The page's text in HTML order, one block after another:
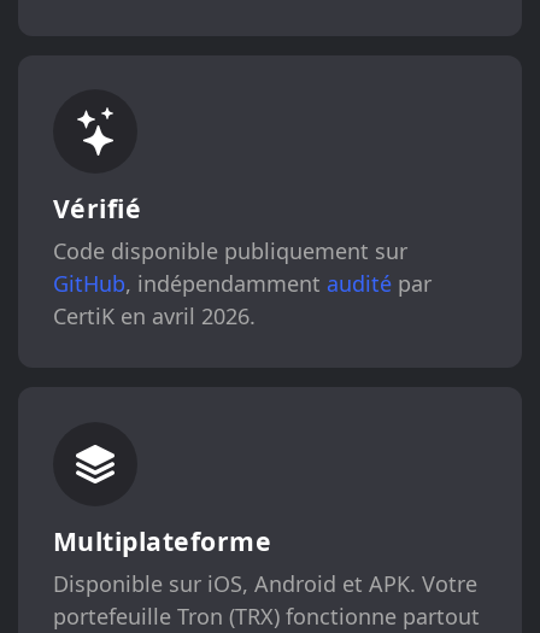
Vérifié
Code disponible publiquement sur
GitHub, indépendamment auditépar
CertiK en avril 2026.
Multiplateforme
Disponible sur iOS, Android et APK. Votre
portefeuille Tron (TRX) fonctionne partout